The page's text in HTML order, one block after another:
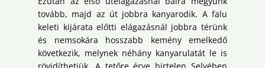
tovább, majd az út jobbra kanyarodik. A falu
keleti kijárata előtti elágazásnál jobbra térünk
és nemsokára hosszabb kemény emelkedő
következik, melynek néhány kanyarulatát le is